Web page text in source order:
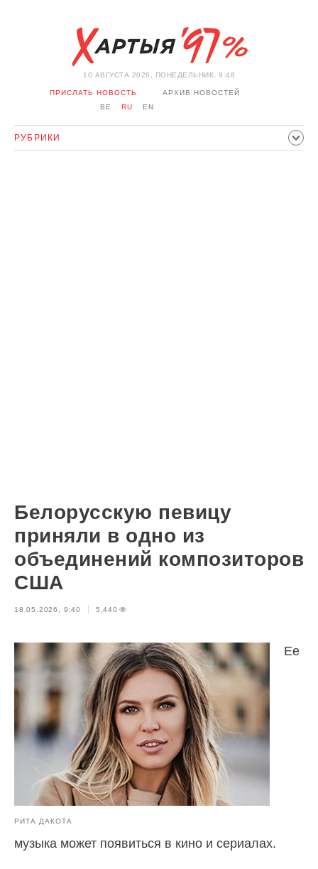
10 АВГУСТА 2026, ПОНЕДЕЛЬНИК, 9:48
ПРИСЛАТЬ НОВОСТЬ
АРХИВ НОВОСТЕЙ
BE
RU EN
РУБРИКИ
Белорусскую певицу
приняли в одно из
объединений композиторов
США
18.05.2026, 9:40 5,440
РИТА ДАКОТА
Ее
музыка может появиться в кино и сериалах.